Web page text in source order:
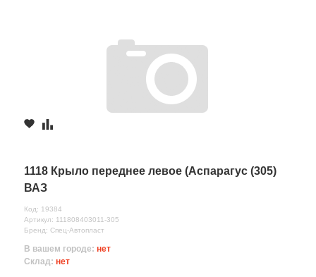
1118 Крыло переднее левое (Аспарагус (305)
ВАЗ
Код: 19384
Артикул: 111808403011-305
Бренд: Спец-Автопласт
В вашем городе: нет
Склад: нет